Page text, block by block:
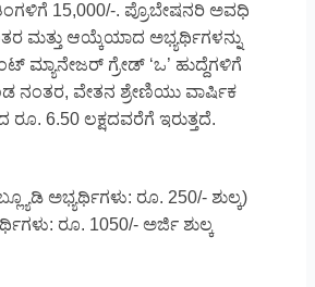
15,000/-. ಪ್ರೊಬೇಷನರಿ ಅವಧಿ
ಮತ್ತು ಆಯ್ಕೆಯಾದ ಅಭ್ಯರ್ಥಿಗಳನ್ನು
ಗ್ರೇಡ್ ‘ಒ’ ಹುದ್ದೆಗಳಿಗೆ
ನಂತರ, ವೇತನ ಶ್ರೇಣಿಯು ವಾರ್ಷಿಕ
ರೂ. 6.50 ಲಕ್ಷದವರೆಗೆ ಇರುತ್ತದೆ.
ಅಭ್ಯರ್ಥಿಗಳು: ರೂ. 250/- ಶುಲ್ಕ)
ರೂ. 1050/- ಅರ್ಜಿ ಶುಲ್ಕ